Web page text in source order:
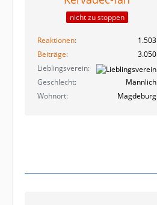
nicht zu stoppen
Reaktionen
1.503
Beiträge
3.050
Lieblingsverein
Geschlecht
Männlich
Wohnort
Magdeburg